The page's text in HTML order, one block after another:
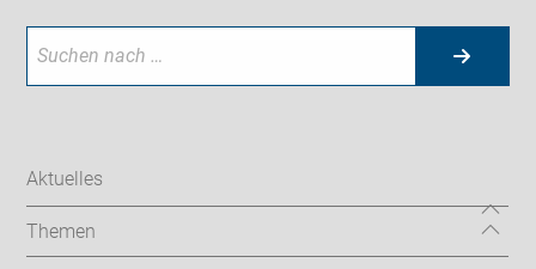
Aktuelles
Themen